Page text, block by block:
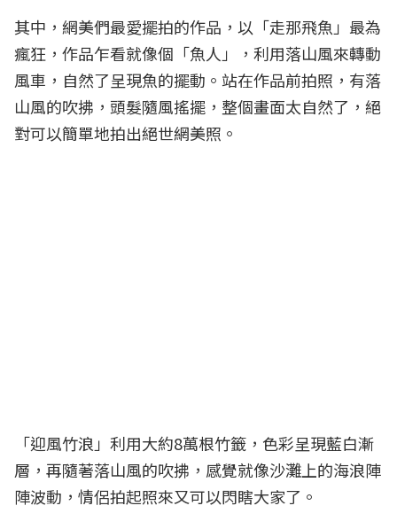
其中，網美們最愛擺拍的作品，以「走那飛魚」最為
瘋狂，作品乍看就像個「魚人」，利用落山風來轉動
風車，自然了呈現魚的擺動。站在作品前拍照，有落
山風的吹拂，頭髮隨風搖擺，整個畫面太自然了，絕
對可以簡單地拍出絕世網美照。
「迎風竹浪」利用大約8萬根竹籤，色彩呈現藍白漸
層，再隨著落山風的吹拂，感覺就像沙灘上的海浪陣
陣波動，情侶拍起照來又可以閃瞎大家了。